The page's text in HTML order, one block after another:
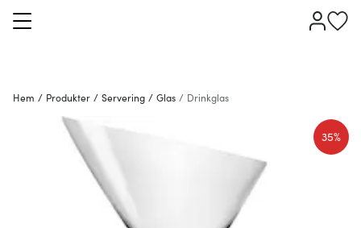
Hem / Produkter / Servering / Glas / Drinkglas
35%